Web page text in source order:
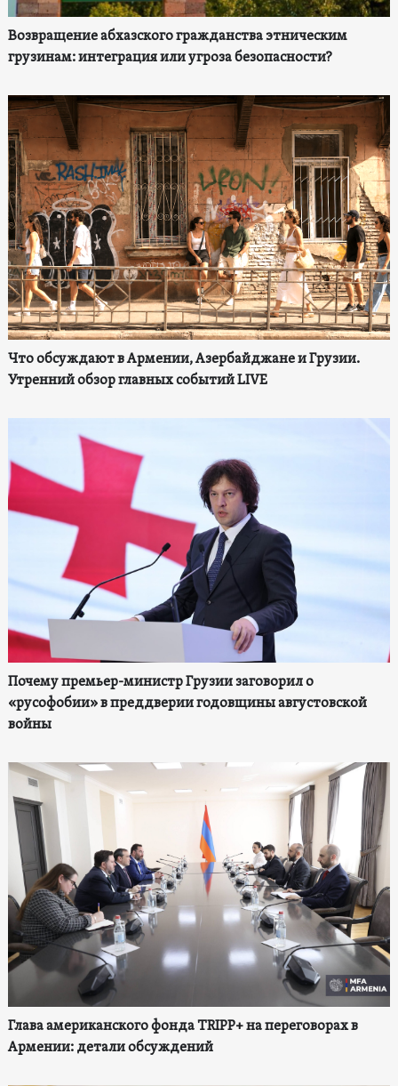
Возвращение абхазского гражданства этническим
грузинам: интеграция или угроза безопасности?
Что обсуждают в Армении, Азербайджане и Грузии.
Утренний обзор главных событий LIVE
Почему премьер-министр Грузии заговорил о
«русофобии» в преддверии годовщины августовской
войны
Глава американского фонда TRIPP+ на переговорах в
Армении: детали обсуждений